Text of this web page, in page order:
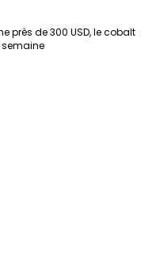
près de 300 USD, le cobalt
semaine